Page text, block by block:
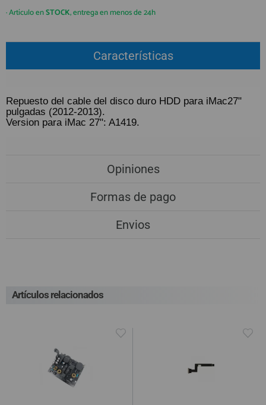
GUÍA DE COMPRA
(+34)912 477 744
Lunes a Viernes 09:30h a 20:00h
También atendemos Whatsapp
REGISTRO PROFESIONAL
· Artículo enSTOCK, entrega en menos de 24h
Características
Repuesto del cable del disco duro HDD para iMac27"
pulgadas (2012-2013).
Version para iMac 27": A1419.
Opiniones
Formas de pago
Envios
Artículos relacionados